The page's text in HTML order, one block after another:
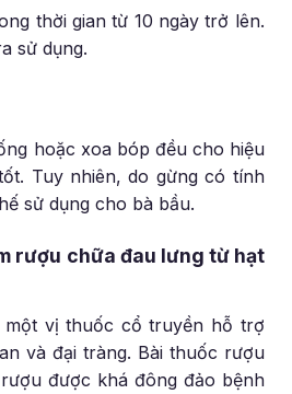
thời gian từ 10 ngày trở lên.
sử dụng.
hoặc xoa bóp đều cho hiệu
Tuy nhiên, do gừng có tính
sử dụng cho bà bầu.
rượu chữa đau lưng từ hạt
một vị thuốc cổ truyền hỗ trợ
và đại tràng. Bài thuốc rượu
được khá đông đảo bệnh